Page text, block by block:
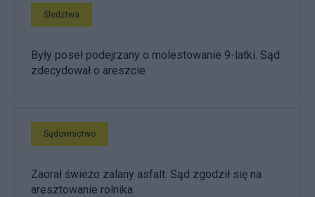
Śledztwa
Były poseł podejrzany o molestowanie 9-latki. Sąd
zdecydował o areszcie
Sądownictwo
Zaorał świeżo zalany asfalt. Sąd zgodził się na
aresztowanie rolnika